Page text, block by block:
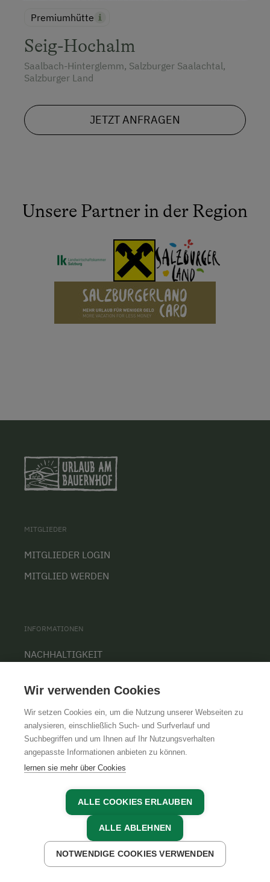
Premiumhütte
Seig-Hochalm
Saalbach-Hinterglemm, Salzburger Saalachtal,
Salzburger Land
JETZT ANFRAGEN
Unsere Partner in der Region
JETZT ANFRAGEN JETZT BUCHEN
MITGLIEDER
MITGLIEDER LOGIN
MITGLIED WERDEN
INFORMATIONEN
NACHHALTIGKEIT
PRESSE
BARRIEREFREIHEIT
COOKIE EINSTELLUNGEN
UNSERE ORGANISATION
KARRIERE
Wir verwenden Cookies
Wir setzen Cookies ein, um die Nutzung unserer Webseiten zu
analysieren, einschließlich Such- und Surfverlauf und
Suchbegriffen und um Ihnen auf Ihr Nutzungsverhalten
angepasste Informationen anbieten zu können.
lernen sie mehr über Cookies
ALLE COOKIES ERLAUBEN
ALLE ABLEHNEN
NOTWENDIGE COOKIES VERWENDEN